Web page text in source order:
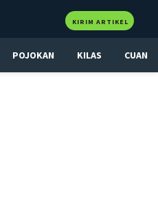
KIRIM ARTIKEL
POJOKAN KILAS CUAN